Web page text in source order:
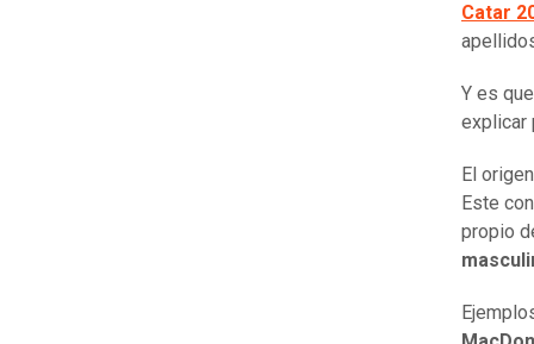
Catar
Y es
explicar
El
Este
propio